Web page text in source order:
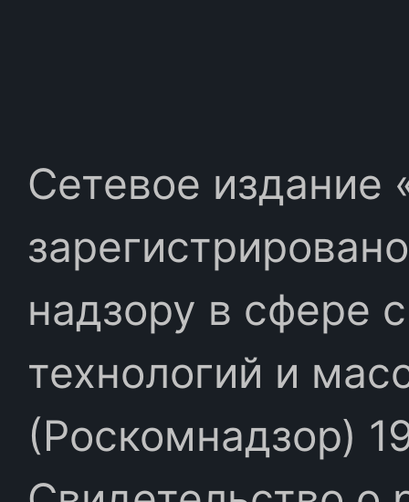
Сетевое издание
надзору в сфере
технологий и
(Роскомнадзор)